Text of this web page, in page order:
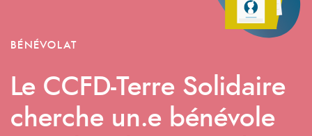
BÉNÉVOLAT
Le CCFD-Terre Solidaire
cherche un.e bénévole